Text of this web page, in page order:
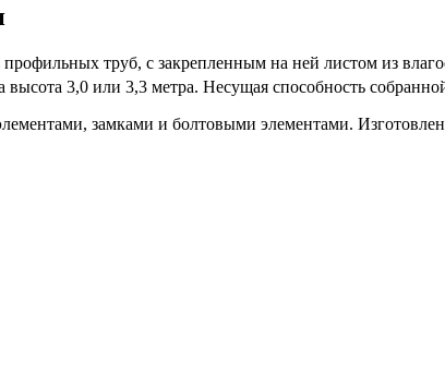
труб, с закрепленным на ней листом из
3,0 или 3,3 метра. Несущая способность
замками и болтовыми элементами.